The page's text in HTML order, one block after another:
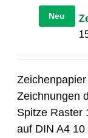
Neu
Zeichnungen
Spitze Raster
auf DIN A4 10